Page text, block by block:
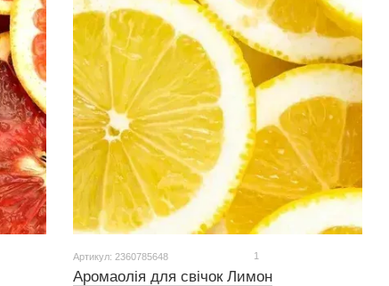
Артикул: 2360785648 1
Аромаолія для свічок Лимон